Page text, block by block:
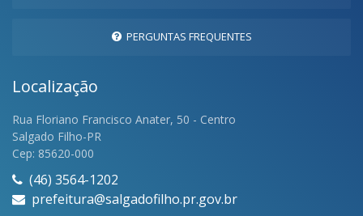
PERGUNTAS FREQUENTES
Localização
Rua Floriano Francisco Anater, 50 - Centro
Salgado Filho-PR
Cep: 85620-000
(46) 3564-1202
prefeitura@salgadofilho.pr.gov.br